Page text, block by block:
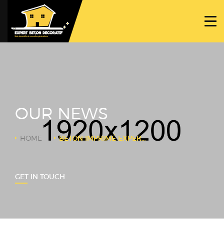
PROJETS
NOUS CONTACTER
OUR NEWS
HOME BETON IMPRIMÉ EXPERT BETON DECORATIF
GET IN TOUCH